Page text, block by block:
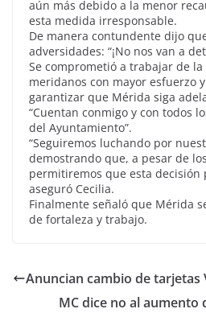
aún más debido a la menor
esta medida irresponsable.
De manera contundente dijo
adversidades: “¡No nos van a
Se comprometió a trabajar de la
meridanos con mayor esfuerzo
garantizar que Mérida siga
“Cuentan conmigo y con todos
del Ayuntamiento”.
“Seguiremos luchando por
demostrando que, a pesar de
permitiremos que esta decisión
aseguró Cecilia.
Finalmente señaló que Mérida
de fortaleza y trabajo.
Anuncian cambio de tarjetas
MC dice no al aumento